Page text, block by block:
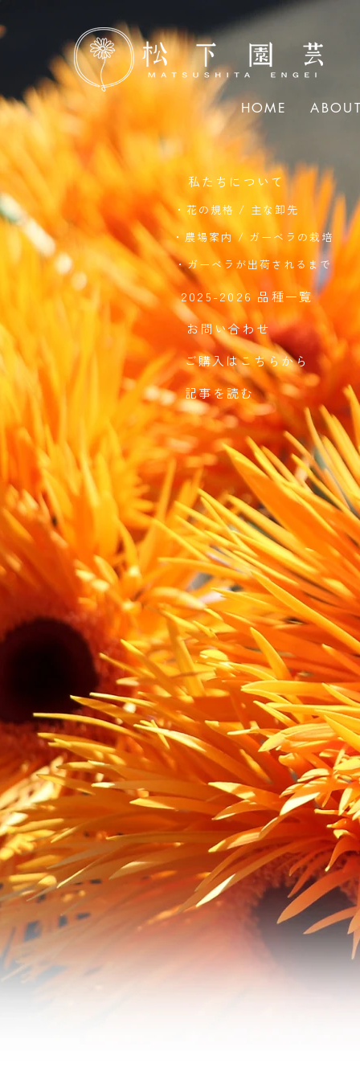
HOME
私たちについて
・花の規格 / 主な卸先
・ガーベラが出荷されるまで
・農場案内 / ガーベラの栽培
2025-2026 品種一覧
お問い合わせ
ご購入はこちらから
記事を読む